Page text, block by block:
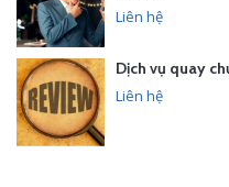
Liên hệ
Dịch vụ quay
Liên hệ